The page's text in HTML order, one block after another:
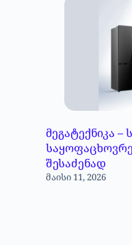
მეგატექნიკა
შესაძენად
მაისი 11, 2026